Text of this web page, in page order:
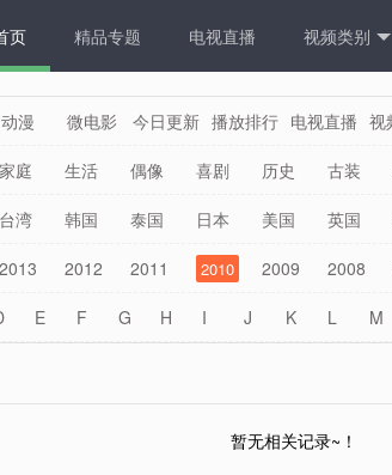
页 精品专题 电视直播 视频类别
动漫 微电影 今日更新 播放排行 电视直播 视
家庭 生活 偶像 喜剧 历史 古装
穿越 悬疑 犯罪 科幻 预告片
台湾 韩国 泰国 日本 美国 英国
2013 2012 2011 2010 2009 2008
E F G H I J K L M
暂无相关记录~！